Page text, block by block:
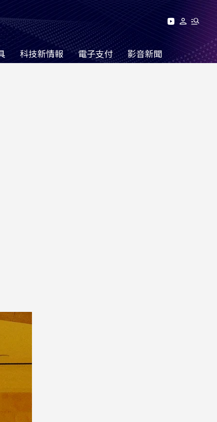
科技新情報 電子支付 影音新聞